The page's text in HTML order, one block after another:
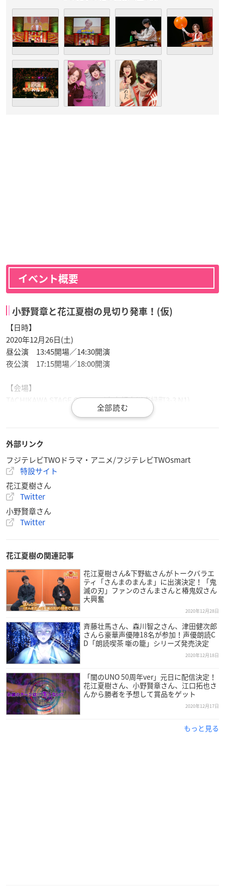
イベント概要
小野賢章と花江夏樹の見切り発車！(仮)
【日時】
2020年12月26日(土)
昼公演 13:45開場／14:30開演
夜公演 17:15開場／18:00開演
【会場】
TACHIKAWA STAGE GARDEN(東京都立川市緑町3-3 N1)
※敬称略
【配信】
Streaming+、あにてれアーカイブ配信は1/3(日)まで！
【配信視聴チケット料金】
¥4,000(税込)
2021年1月3日(日)23:59まで
【販売期間】
2020年12月14日(月)12:00 〜 2021年1月3日(日)20:00
Streaming+／あにてれ
放送
フジテレビTWOドラマ・アニメ/フジテレビTWOsmart夜公演
特別編集版が独占放送決定！
「小野賢章と花江夏樹の見切り発車!（仮）」夜公演の模様
に、小野賢章さんと花江夏樹さんのスペシャルインタビューを
加えた特別編集版です。
“見切り発車”した企画はどのように着地したのか？！二人がや
外部リンク
フジテレビTWOドラマ・アニメ/フジテレビTWOsmart
特設サイト
花江夏樹さん
Twitter
小野賢章さん
Twitter
花江夏樹の関連記事
花江夏樹さん&下野紘さんがトークバラエ
ティ「さんまのまんま」に出演決定！「鬼
滅の刃」ファンのさんまさんと椿鬼奴さん
大興奮
2020年12月28日
斉藤壮馬さん、森川智之さん、津田健次郎
さんら豪華声優陣18名が参加！声優朗読C
D「朗読喫茶 噺の籠」シリーズ発売決定
2020年12月18日
「闇のUNO 50周年ver」元日に配信決定！
花江夏樹さん、小野賢章さん、江口拓也さ
んから勝者を予想して賞品をゲット
2020年12月17日
もっと見る